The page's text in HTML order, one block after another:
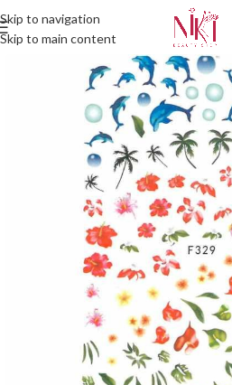
Skip to navigation
Skip to main content